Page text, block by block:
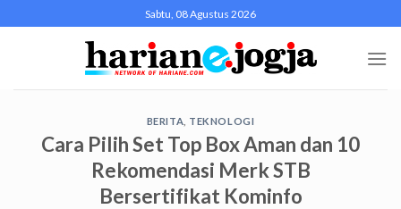
to
Sabtu, 08 Agustus 2026
BERITA TEKNOLOGI
Cara Pilih Set Top Box Aman dan 10
Rekomendasi Merk STB
Bersertifikat Kominfo